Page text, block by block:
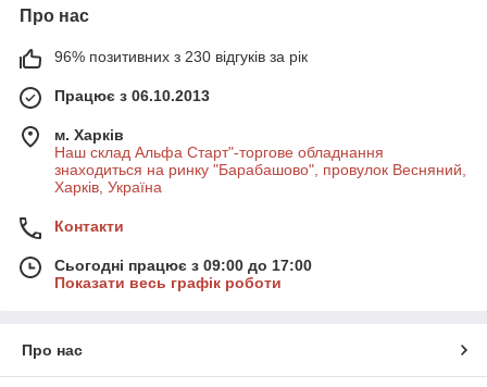
Про нас
96% позитивних з 230 відгуків за рік
Працює з 06.10.2013
м. Харків
Наш склад Альфа Старт"-торгове обладнання
знаходиться на ринку "Барабашово", провулок Весняний,
Харків, Україна
Контакти
Сьогодні працює з 09:00 до 17:00
Показати весь графік роботи
Про нас